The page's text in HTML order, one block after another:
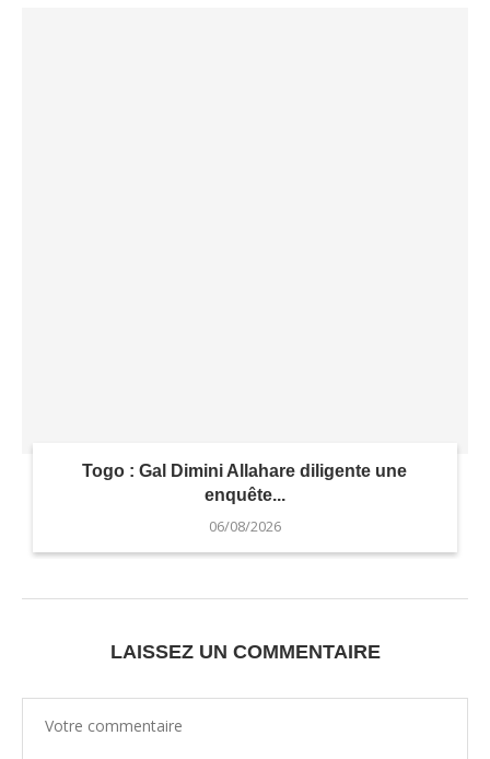
Togo : Gal Dimini Allahare diligente une
enquête...
06/08/2026
LAISSEZ UN COMMENTAIRE